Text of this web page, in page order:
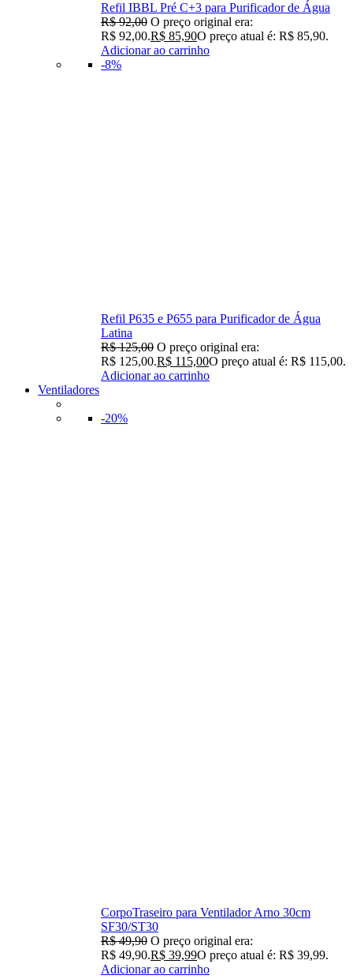
Refil IBBL Pré C+3 para Purificador de Água
R$92,00 O preço original era:
R$ 92,00.R$ 85,90O preço atual é: R$ 85,90.
Adicionar ao carrinho
-8%
Refil P635 e P655 para Purificador de Água
Latina
R$125,00 O preço original era:
R$ 125,00.R$ 115,00O preço atual é: R$ 115,00.
Adicionar ao carrinho
Ventiladores
-20%
CorpoTraseiro para Ventilador Arno 30cm
SF30/ST30
R$49,90 O preço original era:
R$ 49,90.R$ 39,99O preço atual é: R$ 39,99.
Adicionar ao carrinho